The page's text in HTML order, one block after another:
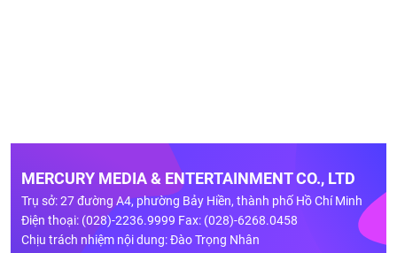
MERCURY MEDIA & ENTERTAINMENT CO., LTD
Trụ sở: 27 đường A4, phường Bảy Hiền, thành phố Hồ Chí Minh
Điện thoại: (028)-2236.9999 Fax: (028)-6268.0458
Chịu trách nhiệm nội dung: Đào Trọng Nhân